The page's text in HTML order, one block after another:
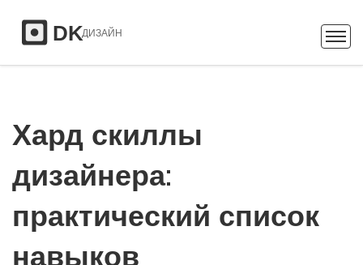
Хард скиллы
дизайнера:
практический список
навыков